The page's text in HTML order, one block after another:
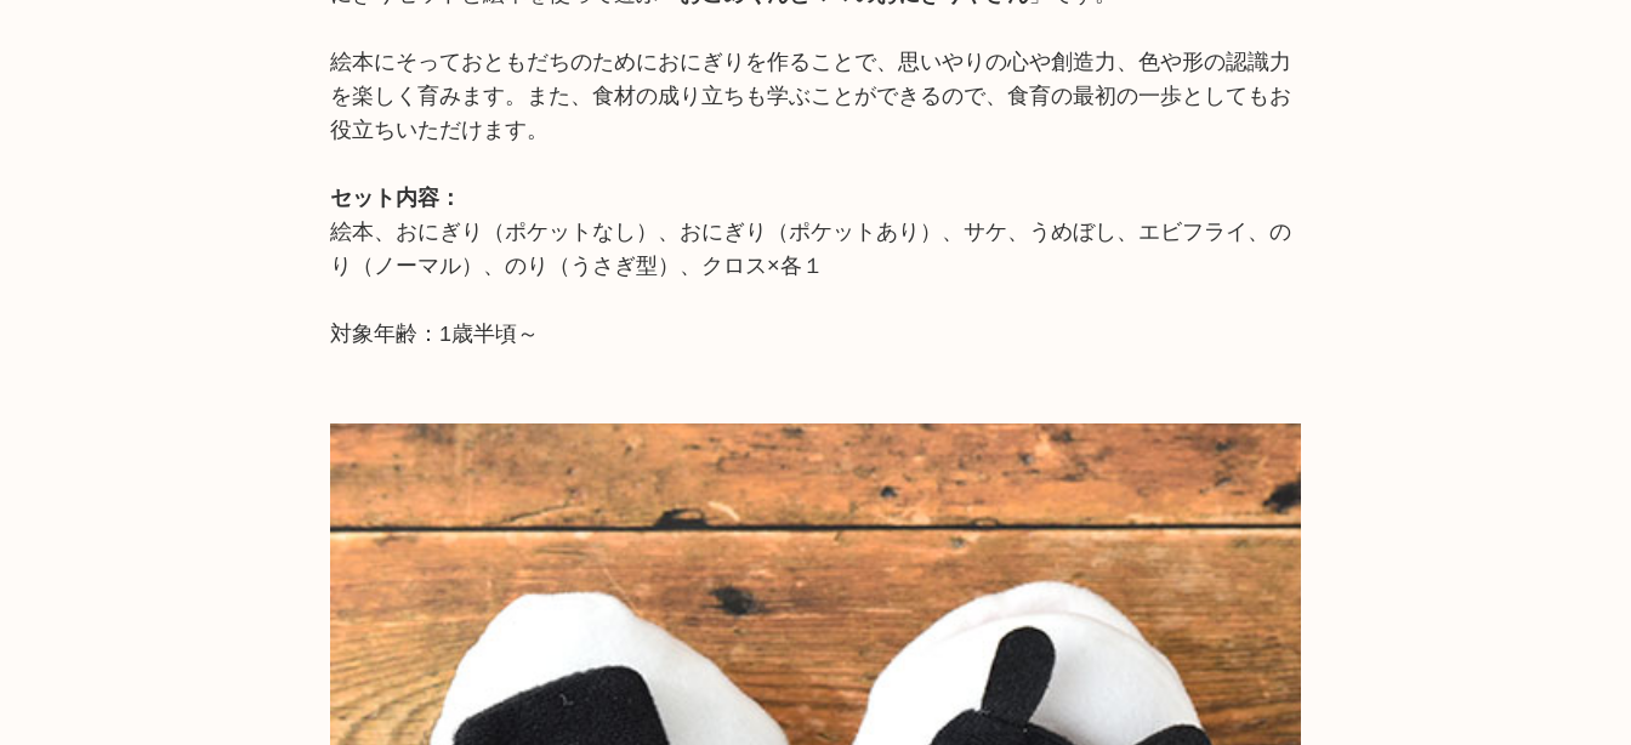
絵本にそっておともだちのためにおにぎりを作ることで、思いやりの心や創造力、色や形の認識力
を楽しく育みます。また、食材の成り立ちも学ぶことができるので、食育の最初の一歩としてもお
役立ちいただけます。
セット内容：
絵本、おにぎり（ポケットなし）、おにぎり（ポケットあり）、サケ、うめぼし、エビフライ、の
り（ノーマル）、のり（うさぎ型）、クロス×各１
対象年齢：1歳半頃～